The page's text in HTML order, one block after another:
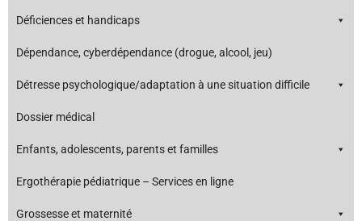
Déficiences et handicaps
Dépendance, cyberdépendance (drogue, alcool, jeu)
Détresse psychologique/adaptation à une situation difficile
Dossier médical
Enfants, adolescents, parents et familles
Ergothérapie pédiatrique – Services en ligne
Grossesse et maternité